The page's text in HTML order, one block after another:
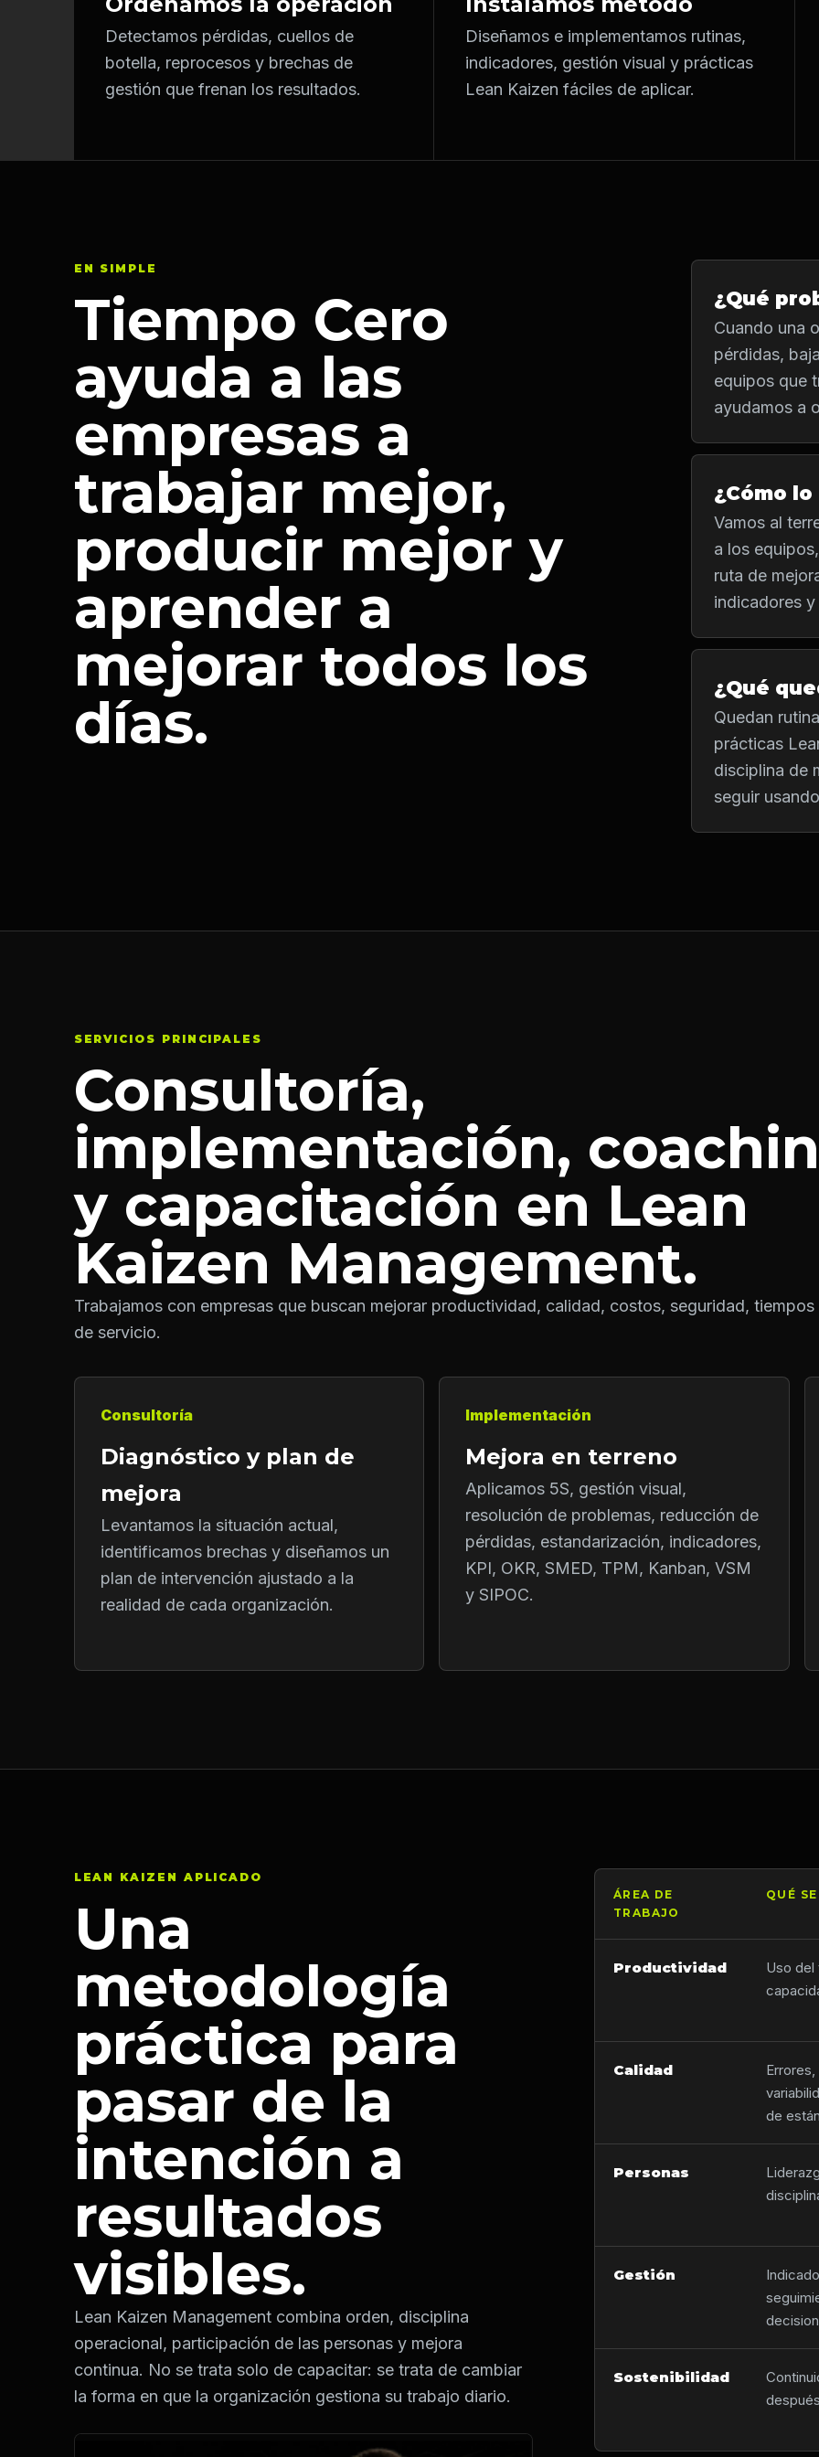
Detectamos pérdidas, cuellos de
botella, reprocesos y brechas de
gestión que frenan los resultados.
Diseñamos e implementamos rutinas,
indicadores, gestión visual y prácticas
Lean Kaizen fáciles de aplicar.
EN SIMPLE
Tiempo Cero
ayuda a las
empresas a
trabajar mejor,
producir mejor y
aprender a
mejorar todos los
días.
¿Qué
Cuando una
pérdidas,
equipos que
ayudamos a
¿Cómo
Vamos al
a los
ruta de
indicadores
¿Qué
Quedan
prácticas
disciplina de
seguir
SERVICIOS PRINCIPALES
Consultoría,
implementación,
y capacitación en Lean
Kaizen Management.
Trabajamos con empresas que buscan mejorar productividad, calidad, costos, seguridad,
de servicio.
Consultoría
Diagnóstico y plan de
mejora
Levantamos la situación actual,
identificamos brechas y diseñamos un
plan de intervención ajustado a la
realidad de cada organización.
Implementación
Mejora en terreno
Aplicamos 5S, gestión visual,
resolución de problemas, reducción de
pérdidas, estandarización, indicadores,
KPI, OKR, SMED, TPM, Kanban, VSM
y SIPOC.
LEAN KAIZEN APLICADO
Una
metodología
práctica para
pasar de la
intención a
resultados
visibles.
Lean Kaizen Management combina orden, disciplina
operacional, participación de las personas y mejora
continua. No se trata solo de capacitar: se trata de cambiar
la forma en que la organización gestiona su trabajo diario.
ÁREA DE
TRABAJO
QUÉ
Productividad
Uso del
Calidad
de
Personas
Gestión
Sostenibilidad